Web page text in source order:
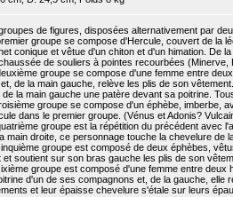
de figures, disposées alternativement par
groupe se compose d'Hercule, couvert de la
conique et vêtue d'un chiton et d'un himation. De
de souliers à pointes recourbées (Minerve,
groupe se compose d'une femme entre
de la main gauche, relève les plis de son
de la main gauche une patère devant sa poitrine.
groupe se compose d'un éphèbe, imberbe,
dans le premier groupe. (Vénus et Adonis?
groupe est la répétition du précédent avec
main droite, ce personnage touche la chevelure
groupe est composé de deux éphèbes,
et soutient sur son bras gauche les plis de son
groupe est composé d'une femme entre deux
d'un de ses compagnons et, de la gauche,
et leur épaisse chevelure s'étale sur leurs